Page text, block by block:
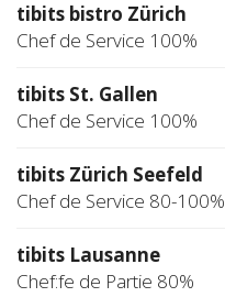
tibits bistro Zürich
Chef de Service 100%
tibits St. Gallen
Chef de Service 100%
tibits Zürich Seefeld
Chef de Service 80-100%
tibits Lausanne
Chef:fe de Partie 80%